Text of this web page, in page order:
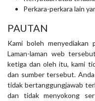
Perkara-perkara lain
PAUTAN
Kami boleh menyediakan
Laman-laman web
ketiga dan oleh itu, kami
dan sumber tersebut.
tidak bertanggungjawab
dan tidak menyokong